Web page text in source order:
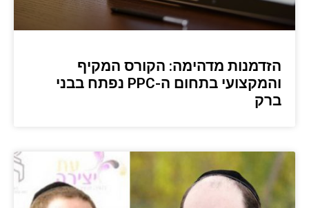
הזדמנות מדהימה: הקורס המקיף
והמקצועי בתחום ה-PPC נפתח בבני
ברק